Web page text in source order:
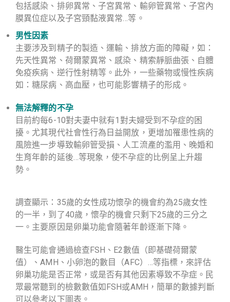
包括感染、排卵異常、子宮異常、輸卵管異常、子宮內
膜異位症以及子宮頸黏液異常…等。
男性因素
主要涉及到精子的製造、運輸、排放方面的障礙，如：
先天性異常、荷爾蒙異常、感染、精索靜脈曲張、自體
免疫疾病、逆行性射精等。此外，一些藥物或慢性疾病
如：糖尿病、高血壓，也可能影響精子的形成。
無法解釋的不孕
目前約每6-10對夫妻中就有1對夫婦受到不孕症的困
擾。尤其現代社會性行為日益開放，更增加罹患性病的
風險進一步導致輸卵管受損、人工流產的濫用、晚婚和
生育年齡的延後…等現象，使不孕症的比例呈上升趨
勢。
調查顯示：35歲的女性成功懷孕的機會約為25歲女性
的一半，到了40歲，懷孕的機會只剩下25歲的三分之
一。主要原因是卵巢功能會隨著年齡逐漸下降。
醫生可能會通過檢查FSH、E2數值（即基礎荷爾蒙
值）、AMH、小卵泡的數目（AFC）…等指標，來評估
卵巢功能是否正常，或是否有其他因素導致不孕症。民
眾最常聽到的檢數數值如FSH或AMH，簡單的數據判斷
可以參考以下圖表。